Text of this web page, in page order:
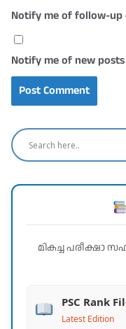
Notify me of follow-up
Notify me of new
മികച്ച പരീക്ഷാ
PSC Rank
Latest Edition